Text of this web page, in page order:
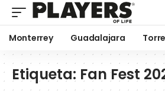
Monterrey Guadalajara
Etiqueta: Fan Fest